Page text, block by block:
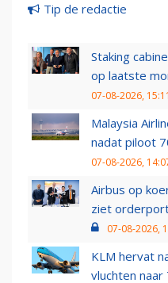
Tip de redactie
Staking
op laatste
07-08-2026, 15:11
Malaysia
nadat piloot
07-08-2026,
Airbus op
ziet
07-08-2026,
KLM hervat
vluchten naar